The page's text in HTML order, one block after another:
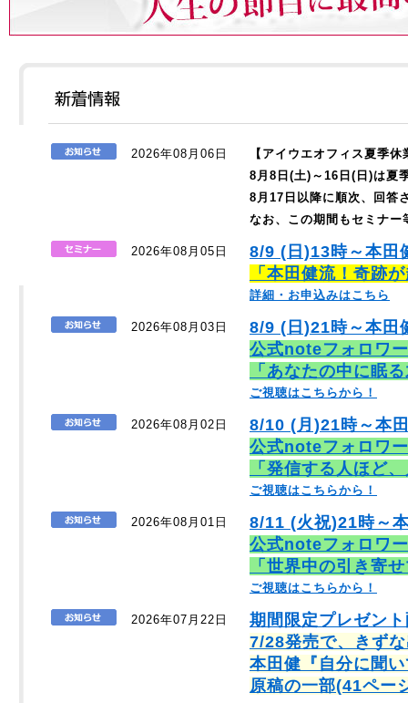
2026年08月06日
【アイウエオフィス夏季
8月8日(土)～16日(日)は夏
8月17日以降に順次、回答
なお、この期間もセミナ
2026年08月05日
8/9 (日)13時～本田
「本田健流！奇跡
詳細・お申込みはこちら
2026年08月03日
8/9 (日)21時～本田
公式noteフォロワ
「あなたの中に眠
ご視聴はこちらから！
2026年08月02日
8/10 (月)21時～本
公式noteフォロワ
「発信する人ほど
ご視聴はこちらから！
2026年08月01日
8/11 (火祝)21時～
公式noteフォロワ
「世界中の引き寄
ご視聴はこちらから！
2026年07月22日
期間限定プレゼン
7/28発売で、きず
本田健『自分に聞
原稿の一部(41ペー